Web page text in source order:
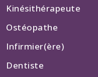
Kinésithérapeute
Ostéopathe
Infirmier(ère)
Dentiste